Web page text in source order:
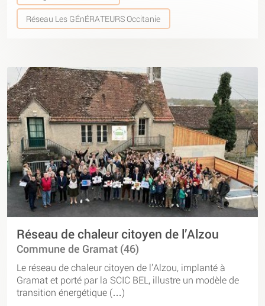
Réseau Les GÉnÉRATEURS Occitanie
Réseau de chaleur citoyen de l’Alzou
Commune de Gramat (46)
Le réseau de chaleur citoyen de l’Alzou, implanté à
Gramat et porté par la SCIC BEL, illustre un modèle de
transition énergétique (…)